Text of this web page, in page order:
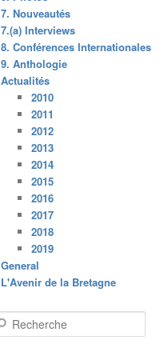
7. Nouveautés
7.(a) Interviews
8. Conférences Internationales
9. Anthologie
Actualités
2010
2011
2012
2013
2014
2015
2016
2017
2018
2019
General
L'Avenir de la Bretagne